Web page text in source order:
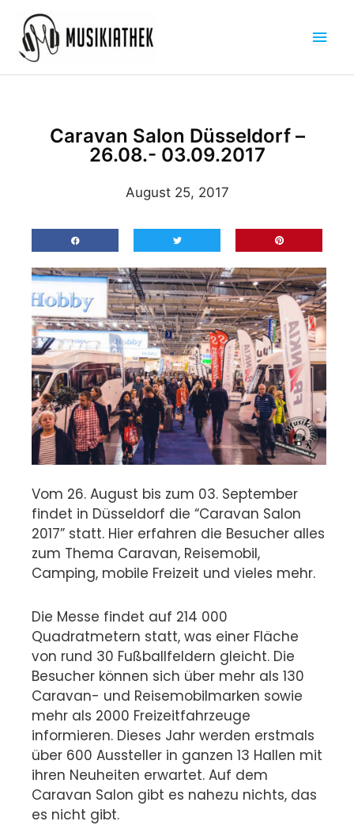
Inhalt
springen
Caravan Salon Düsseldorf –
26.08.- 03.09.2017
August 25, 2017
Vom 26. August bis zum 03. September
findet in Düsseldorf die “Caravan Salon
2017” statt. Hier erfahren die Besucher alles
zum Thema Caravan, Reisemobil,
Camping, mobile Freizeit und vieles mehr.
Die Messe findet auf 214 000
Quadratmetern statt, was einer Fläche
von rund 30 Fußballfeldern gleicht. Die
Besucher können sich über mehr als 130
Caravan- und Reisemobilmarken sowie
mehr als 2000 Freizeitfahrzeuge
informieren. Dieses Jahr werden erstmals
über 600 Aussteller in ganzen 13 Hallen mit
ihren Neuheiten erwartet. Auf dem
Caravan Salon gibt es nahezu nichts, das
es nicht gibt.